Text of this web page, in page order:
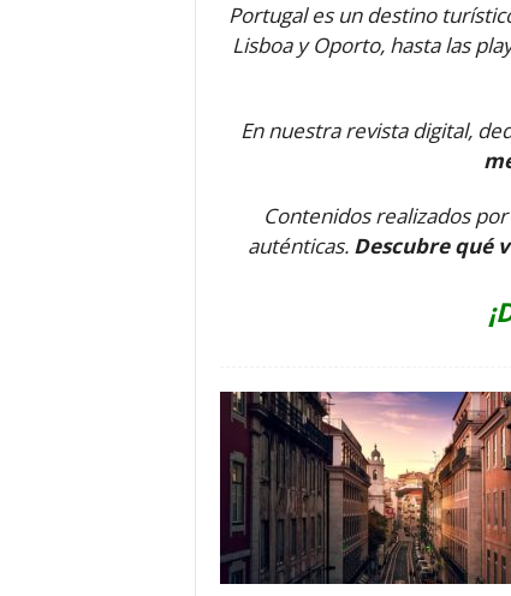
Portugal es un destino
Lisboa y Oporto, hasta las
En nuestra revista digital,
Contenidos realizados
auténticas. Descubre qué